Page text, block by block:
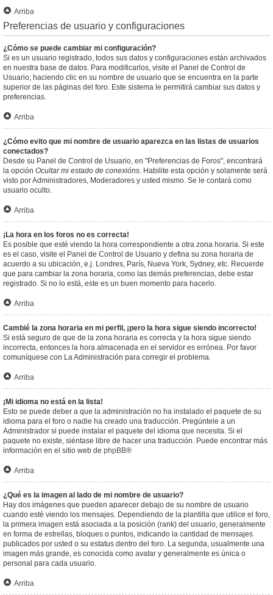
Arriba
Preferencias de usuario y configuraciones
¿Cómo se puede cambiar mi configuración?
Si es un usuario registrado, todos sus datos y configuraciones están archivados
en nuestra base de datos. Para modificarlos, visite el Panel de Control de
Usuario; haciendo clic en su nombre de usuario que se encuentra en la parte
superior de las páginas del foro. Este sistema le permitirá cambiar sus datos y
preferencias.
Arriba
¿Cómo evito que mi nombre de usuario aparezca en las listas de usuarios
conectados?
Desde su Panel de Control de Usuario, en "Preferencias de Foros", encontrará
la opción Ocultar mi estado de conexións. Habilite esta opción y solamente será
visto por Administradores, Moderadores y usted mismo. Se le contará como
usuario oculto.
Arriba
¡La hora en los foros no es correcta!
Es posible que esté viendo la hora correspondiente a otra zona horaria. Si este
es el caso, visite el Panel de Control de Usuario y defina su zona horaria de
acuerdo a su ubicación, e.j. Londres, París, Nueva York, Sydney, etc. Recuerde
que para cambiar la zona horaria, como las demás preferencias, debe estar
registrado. Si no lo está, este es un buen momento para hacerlo.
Arriba
Cambié la zona horaria en mi perfil, ¡pero la hora sigue siendo incorrecto!
Si está seguro de que de la zona horaria es correcta y la hora sigue siendo
incorrecta, entonces la hora almacenada en el servidor es errónea. Por favor
comuníquese con La Administración para corregir el problema.
Arriba
¡Mi idioma no está en la lista!
Esto se puede deber a que la administración no ha instalado el paquete de su
idioma para el foro o nadie ha creado una traducción. Pregúntele a un
Administrador si puede instalar el paquete del idioma que necesita. Si el
paquete no existe, siéntase libre de hacer una traducción. Puede encontrar más
información en el sitio web de phpBB®
Arriba
¿Qué es la imagen al lado de mi nombre de usuario?
Hay dos imágenes que pueden aparecer debajo de su nombre de usuario
cuando esté viendo los mensajes. Dependiendo de la plantilla que utilice el foro,
la primera imagen está asociada a la posición (rank) del usuario, generalmente
en forma de estrellas, bloques o puntos, indicando la cantidad de mensajes
publicados por usted o su estatus dentro del foro. La segunda, usualmente una
imagen más grande, es conocida como avatar y generalmente es única o
personal para cada usuario.
Arriba